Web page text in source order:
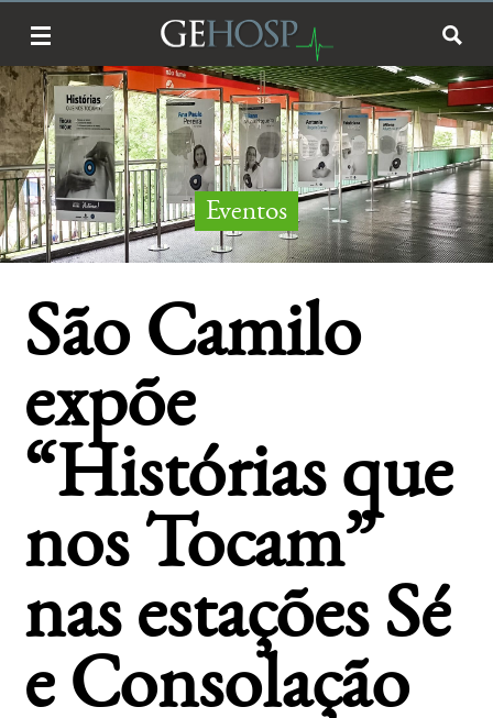
Eventos
São Camilo
expõe
“Histórias que
nos Tocam”
nas estações Sé
e Consolação